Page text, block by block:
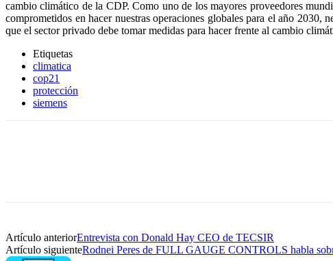
cambio climático de la CDP. Como uno de los mayores proveedores
comprometidos en hacer nuestras operaciones globales para el año
que el sector privado debe tomar medidas para hacer frente al cambio
Etiquetas
climatica
cop21
protección
siemens
Artículo anteriorEntrevista con Donald Hay CEO de TECSIR
Artículo siguienteRodnei Peres de FULL GAUGE CONTROLS habla